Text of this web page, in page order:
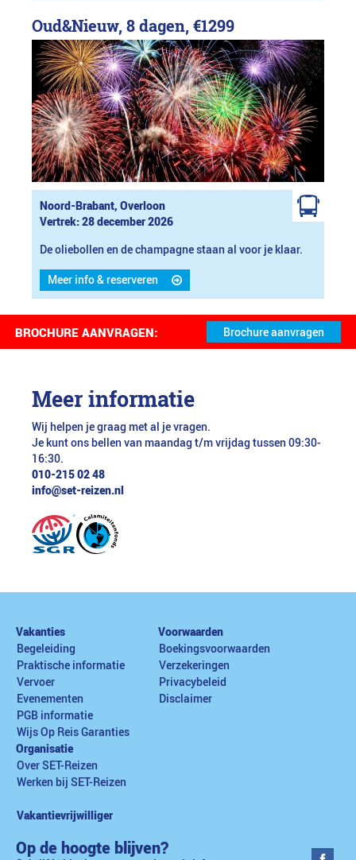
Oud&Nieuw, 8 dagen, €1299
Noord-Brabant, Overloon
Vertrek: 28 december 2026
De oliebollen en de champagne staan al voor je klaar.
Meer info & reserveren
BROCHURE AANVRAGEN:
Meer informatie
Wij helpen je graag met al je vragen.
Je kunt ons bellen van maandag t/m vrijdag tussen 09:30-
16:30.
010-215 02 48
info@set-reizen.nl
Vakanties
Begeleiding
Praktische informatie
Vervoer
Evenementen
PGB informatie
Wijs Op Reis Garanties
Voorwaarden
Boekingsvoorwaarden
Verzekeringen
Privacybeleid
Disclaimer
Organisatie
Over SET-Reizen
Werken bij SET-Reizen
Vakantievrijwilliger
Op de hoogte blijven?